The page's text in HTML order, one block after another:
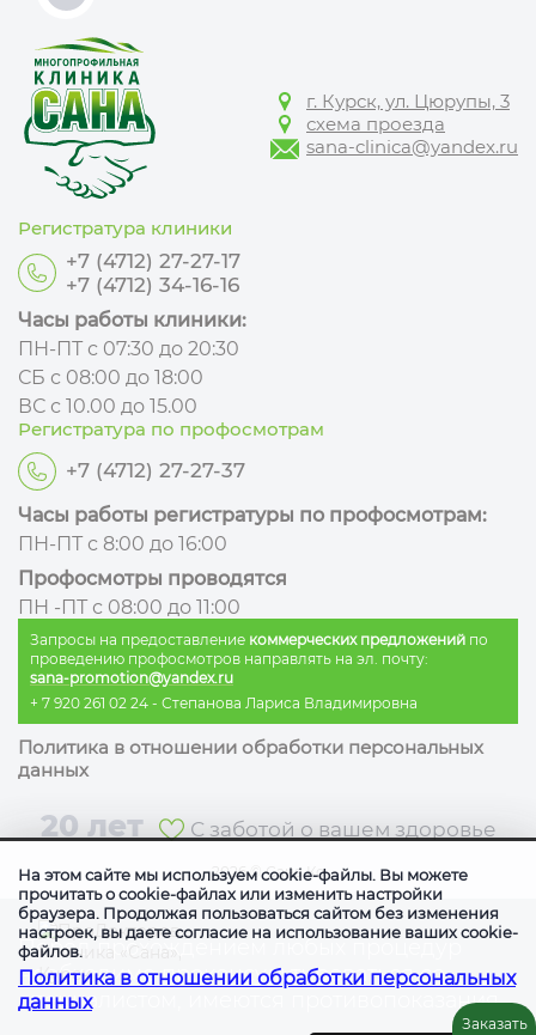
Заказать
г. Курск, ул. Цюрупы, 3
схема проезда
sana-clinica@yandex.ru
Регистратура клиники
+7 (4712) 27-27-17
+7 (4712) 34-16-16
Регистратура по профосмотрам
+7 (4712) 27-27-37
Запросы на предоставление коммерческих предложений по
проведению профосмотров направлять на эл. почту:
sana-promotion@yandex.ru
+ 7 920 261 02 24 - Степанова Лариса Владимировна
Часы работы клиники:
ПН-ПТ с 07:30 до 20:30
СБ с 08:00 до 18:00
ВС с 10.00 до 15.00
Часы работы регистратуры по профосмотрам:
ПН-ПТ с 8:00 до 16:00
Профосмотры проводятся
ПН -ПТ с 08:00 до 11:00
Политика в отношении обработки персональных
данных
20 лет С заботой о вашем здоровье
2026©Сана Ко
Перед прохождением любых процедур
необходимо проконсультироваться со
специалистом, имеются противопоказания
На этом сайте мы используем cookie-файлы. Вы можете
прочитать о cookie-файлах или изменить настройки
браузера. Продолжая пользоваться сайтом без изменения
настроек, вы даете согласие на использование ваших cookie-
файлов.
Политика в отношении обработки персональных
данных